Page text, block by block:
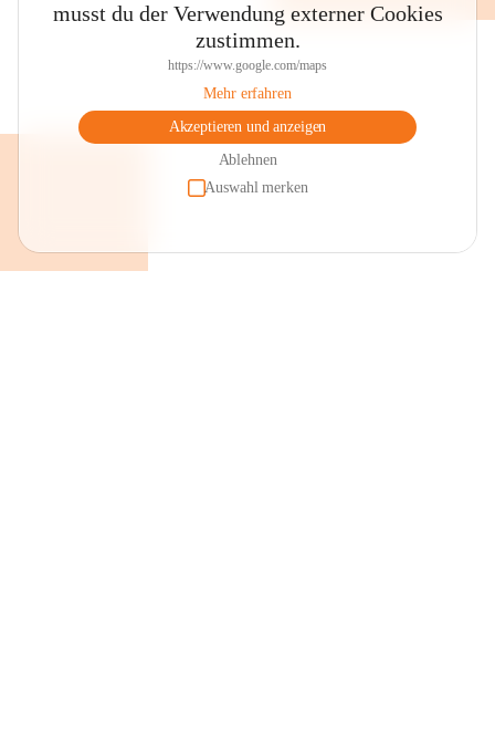
musst du der Verwendung externer Cookies
zustimmen.
https://www.google.com/maps
Mehr erfahren
Akzeptieren und anzeigen
Ablehnen
Auswahl merken